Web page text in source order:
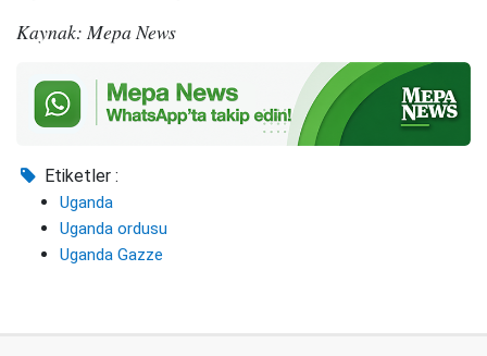
Kaynak: Mepa News
Etiketler :
Uganda
Uganda ordusu
Uganda Gazze